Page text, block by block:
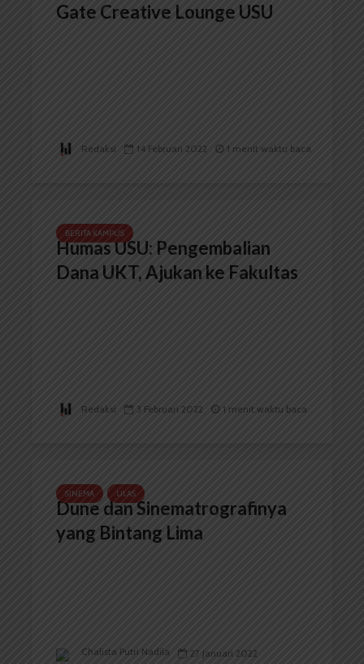
Gate Creative Lounge USU
Redaksi 14 Februari 2022 1 menit waktu baca
BERITA KAMPUS
Humas USU: Pengembalian
Dana UKT, Ajukan ke Fakultas
Redaksi 3 Februari 2022 1 menit waktu baca
SINEMA ULAS
Dune dan Sinematrografinya
yang Bintang Lima
Chalista Putri Nadila
27 Januari 2022